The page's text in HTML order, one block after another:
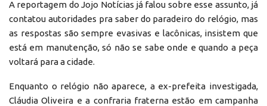
A reportagem do Jojo Notícias já falou sobre esse assunto, já
contatou autoridades pra saber do paradeiro do relógio, mas
as respostas são sempre evasivas e lacônicas, insistem que
está em manutenção, só não se sabe onde e quando a peça
voltará para a cidade.
Enquanto o relógio não aparece, a ex-prefeita investigada,
Cláudia Oliveira e a confraria fraterna estão em campanha